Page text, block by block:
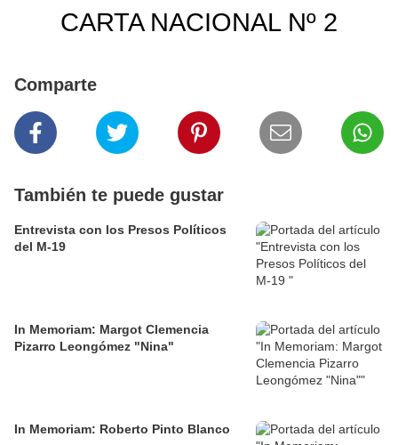
CARTA NACIONAL Nº 2
Comparte
También te puede gustar
Entrevista con los Presos Políticos
del M-19
In Memoriam: Margot Clemencia
Pizarro Leongómez "Nina"
In Memoriam: Roberto Pinto Blanco